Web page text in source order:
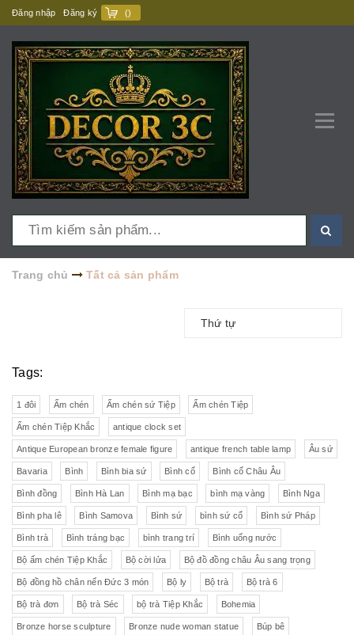
Đăng nhập Đăng ký ()
Trang chủ Tất cả sản phẩm
Thứ tự
Tags:
1 đôi Ấm chén Ấm chén sứ Tiệp Ấm chén Tiệp
Ấm chén Tiệp Khắc antique clock set
Antique European bronze female figure antique french table lamp Âu sứ
Bavaria Bình Bình bia sứ Bình cổ Bình cổ Châu Âu
Bình đồng Bình Hà Lan Bình mạ bạc bình mạ vàng Bình Nga
Bình pha lê Bình Samova Bình sứ bình sứ cổ Bình sứ Pháp
Bình trà Bình tráng bạc bình trang trí Bình uống nước
Bộ ấm chén Tiệp Khắc Bộ cời lửa Bộ đồ đồng châu Âu sang trọng
Bộ đồng hồ chân nến Đức 3 món Bộ ly Bộ trà Bộ trà 6
Bộ trà đơn Bộ trà Séc bộ trà Tiệp Khắc Bohemia
Bronze horse sculpture Bronze nude woman statue Búp bê